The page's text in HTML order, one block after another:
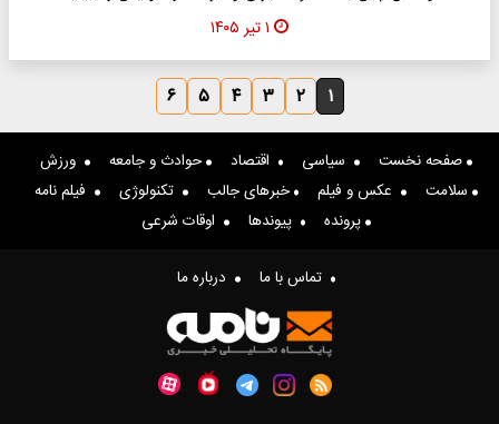
۱ تیر ۱۴۰۵
۱ ۲ ۳ ۴ ۵ ۶
صفحه نخست سیاسی اقتصاد حوادث و جامعه
ورزش
سلامت
عکس و فیلم خبرهای جالب تکنولوژی
فیلم نامه
پرونده
پیوندها اوقات شرعی
تماس با ما درباره ما